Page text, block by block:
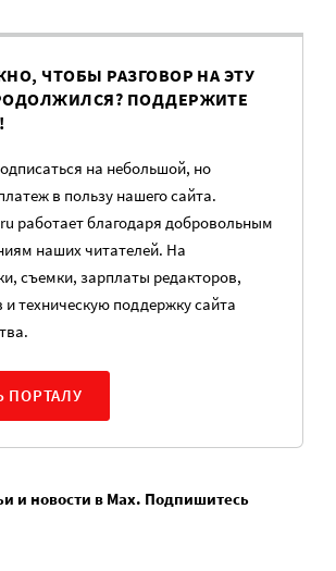
ЧТОБЫ РАЗГОВОР НА ЭТУ
ПОДДЕРЖИТЕ
на небольшой, но
в пользу нашего сайта.
работает благодаря добровольным
наших читателей. На
съемки, зарплаты редакторов,
техническую поддержку сайта
ПОРТАЛУ
и новости в Max. Подпишитесь